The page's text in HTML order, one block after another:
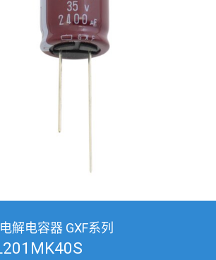
解电容器 GXF系列